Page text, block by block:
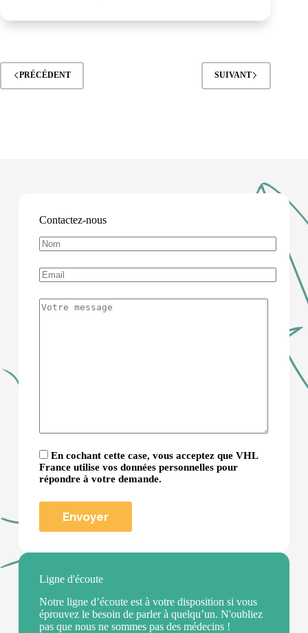
PRÉCÉDENT SUIVANT
Contactez-nous
En cochant cette case, vous acceptez que VHL
France utilise vos données personnelles pour
répondre à votre demande.
Ligne d'écoute
Notre ligne d’écoute est à votre disposition si vous
éprouvez le besoin de parler à quelqu’un. N'oubliez
pas que nous ne sommes pas des médecins !